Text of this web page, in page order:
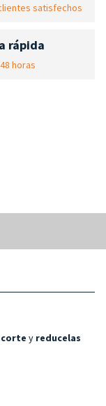
satisfechos
rápida
horas
y reducelas